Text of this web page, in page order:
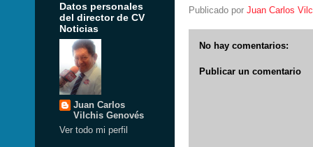
Publicado por Juan Carlos
No hay comentarios:
Publicar un comentario
Datos personales
del director de CV
Noticias
Juan Carlos
Vilchis Genovés
Ver todo mi perfil